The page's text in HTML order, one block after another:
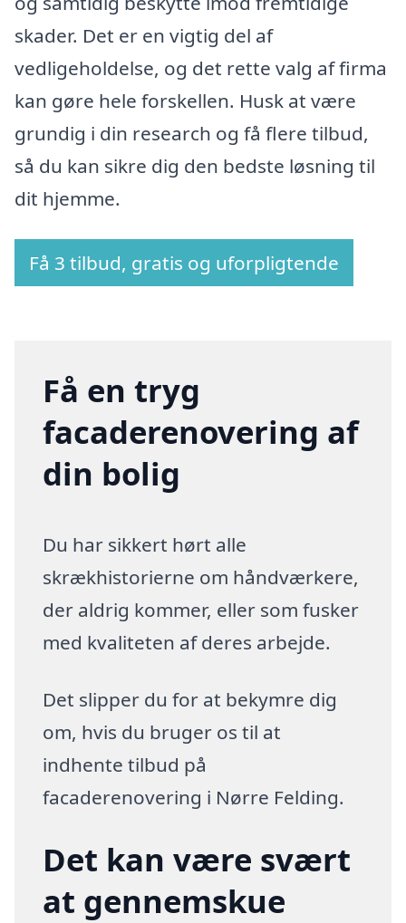
skader. Det er en vigtig del af
vedligeholdelse, og det rette valg af firma
kan gøre hele forskellen. Husk at være
grundig i din research og få flere tilbud,
så du kan sikre dig den bedste løsning til
dit hjemme.
Få 3 tilbud, gratis og uforpligtende
Få en tryg
facaderenovering af
din bolig
Du har sikkert hørt alle
skrækhistorierne om håndværkere,
der aldrig kommer, eller som fusker
med kvaliteten af deres arbejde.
Det slipper du for at bekymre dig
om, hvis du bruger os til at
indhente tilbud på
facaderenovering i Nørre Felding.
Det kan være svært
at gennemskue